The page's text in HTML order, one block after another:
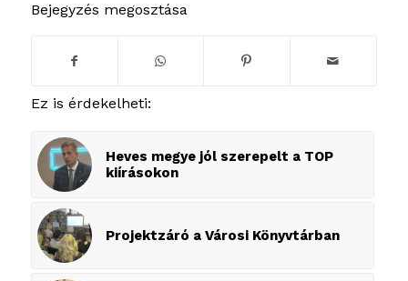
Bejegyzés megosztása
Ez is érdekelheti:
Heves megye jól szerepelt a TOP
kiírásokon
Projektzáró a Városi Könyvtárban